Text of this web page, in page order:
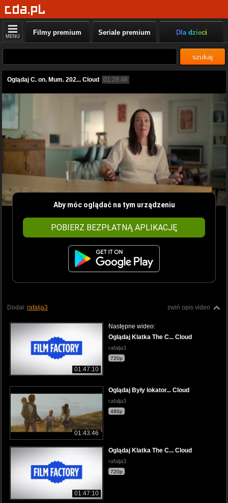
MENU Filmy premium Seriale premium Dla dzieci
szukaj
Oglądaj C. on. Mum. 202... Cloud 01:28:46
Aby móc oglądać na tym urządzeniu
POBIERZ BEZPŁATNĄ APLIKACJĘ
zwiń opis video
Dodał: rafalja3
01:47:10
Następne wideo:
Oglądaj Klatka The C... Cloud
rafalja3
720p
01:43:46
Oglądaj Były lokator... Cloud
rafalja3
480p
01:47:10
Oglądaj Klatka The C... Cloud
rafalja3
720p